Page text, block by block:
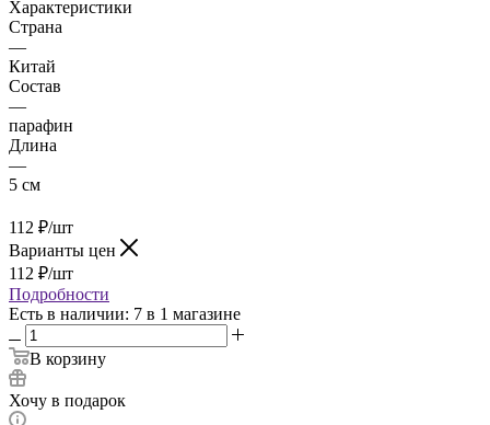
Артикул:
Характеристики
Страна
—
Китай
Состав
—
парафин
Длина
5 см
112 ₽/шт
Варианты цен
112₽/шт
Подробности
Есть в наличии: 7в 1 магазине
В корзину